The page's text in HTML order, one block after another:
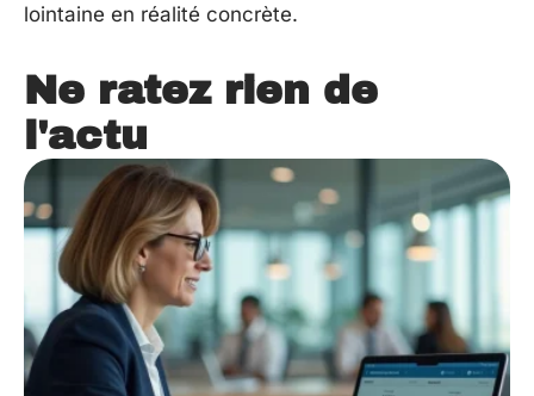
lointaine en réalité concrète.
Ne ratez rien de
l'actu